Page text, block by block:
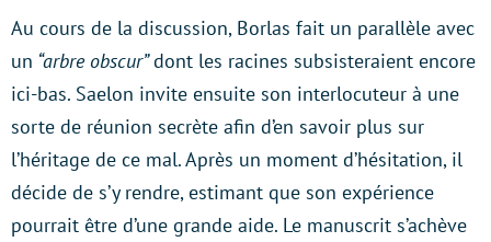
Au cours de la discussion, Borlas fait un parallèle avec
un “arbre obscur”dont les racines subsisteraient encore
ici-bas. Saelon invite ensuite son interlocuteur à une
sorte de réunion secrète afin d’en savoir plus sur
l’héritage de ce mal. Après un moment d’hésitation, il
décide de s’y rendre, estimant que son expérience
pourrait être d’une grande aide. Le manuscrit s’achève